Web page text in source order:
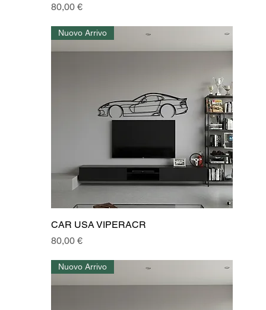
Prezzo
80,00 €
Nuovo Arrivo
CAR USA VIPERACR
Prezzo
80,00 €
Nuovo Arrivo